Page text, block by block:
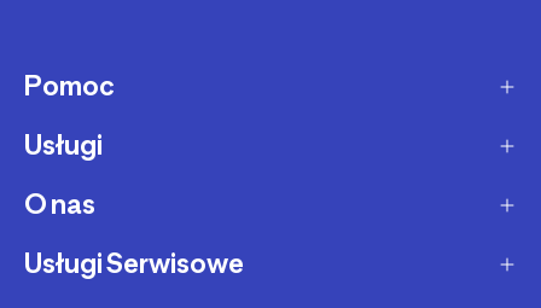
Pomoc
Sposoby dostawy
Dostawa ekspresowa
Usługi
Zakupy na raty
Ochrona środowiska
O nas
O Decathlon
Usługi Serwisowe